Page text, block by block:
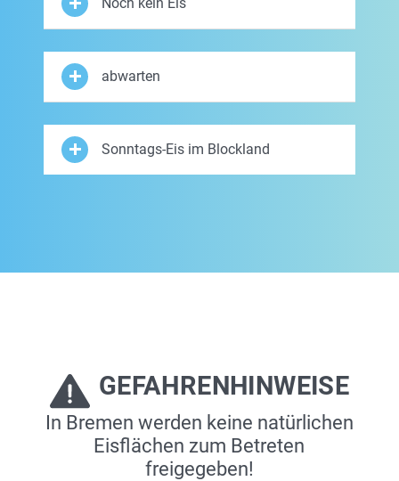
abwarten
Sonntags-Eis im Blockland
GEFAHRENHINWEISE
In Bremen werden keine natürlichen
Eisflächen zum Betreten
freigegeben!